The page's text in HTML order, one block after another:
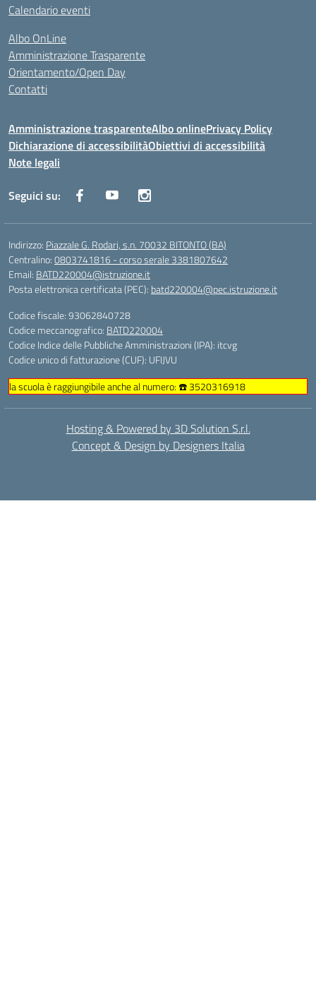
Calendario eventi
Albo OnLine
Amministrazione Trasparente
Orientamento/Open Day
Contatti
Amministrazione trasparenteAlbo onlinePrivacy Policy
Dichiarazione di accessibilitàObiettivi di accessibilità
Note legali
Seguici su:
Indirizzo: Piazzale G. Rodari, s.n. 70032 BITONTO (BA)
Centralino:0803741816 - corso serale 3381807642
Email: BATD220004@istruzione.it
Posta elettronica certificata (PEC): batd220004@pec.istruzione.it
Codice fiscale: 93062840728
Codice meccanografico: BATD220004
Codice Indice delle Pubbliche Amministrazioni (IPA): itcvg
Codice unico di fatturazione (CUF): UFIJVU
la scuola è raggiungibile anche al numero: ☎️ 3520316918
Hosting & Powered by 3D Solution S.r.l.
Concept & Design by Designers Italia